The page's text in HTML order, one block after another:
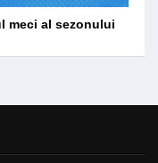
meci al sezonului